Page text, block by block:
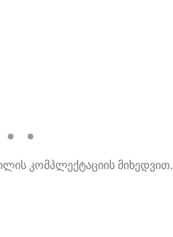
კომპლექტაციის მიხედვით.